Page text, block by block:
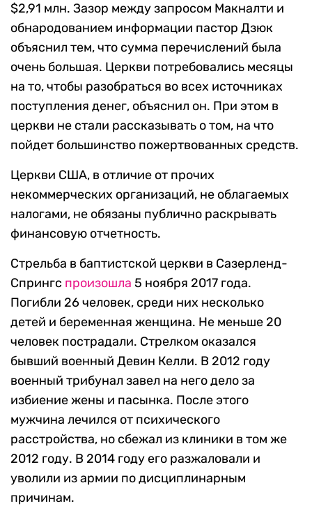
$2,91 млн. Зазор между запросом Макналти и
обнародованием информации пастор Дзюк
объяснил тем, что сумма перечислений была
очень большая. Церкви потребовались месяцы
на то, чтобы разобраться во всех источниках
поступления денег, объяснил он. При этом в
церкви не стали рассказывать о том, на что
пойдет большинство пожертвованных средств.
Церкви США, в отличие от прочих
некоммерческих организаций, не облагаемых
налогами, не обязаны публично раскрывать
финансовую отчетность.
Стрельба в баптистской церкви в Сазерленд-
Спрингс произошла 5 ноября 2017 года.
Погибли 26 человек, среди них несколько
детей и беременная женщина. Не меньше 20
человек пострадали. Стрелком оказался
бывший военный Девин Келли. В 2012 году
военный трибунал завел на него дело за
избиение жены и пасынка. После этого
мужчина лечился от психического
расстройства, но сбежал из клиники в том же
2012 году. В 2014 году его разжаловали и
уволили из армии по дисциплинарным
причинам.